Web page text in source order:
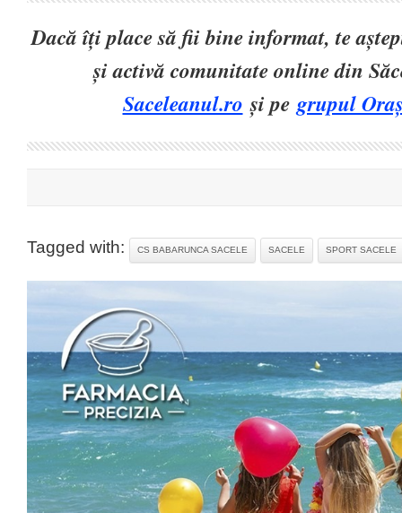
Dacă îți place să fii bine informat, te
și activă comunitate online din
Saceleanul.ro și pegrupul
Tagged with: CS BABARUNCA SACELE SACELE SPORT SACELE